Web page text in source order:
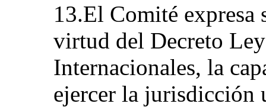
13.El Comité expresa
virtud del Decreto
Internacionales, la
ejercer la jurisdicción